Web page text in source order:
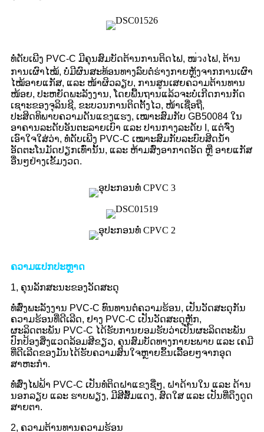
ທໍ່ດັບເພີງ PVC-C ມີຄຸນສົມບັດຕ້ານການຕິດໄຟ, ໜ่วงໄຟ, ຕ້ານ
ການເຜົາໄໝ້, ບໍ່ມີຜົນສະທ້ອນທາງລົບຕໍ່ຮ່າງກາຍຫຼັງຈາກການເຜົາ
ໄໝ້ອາຍແກັສ, ແລະ ໜ້າຜິວລຽບ, ການສູນເສຍຄວາມຕ້ານທານ
ໜ້ອຍ, ປະຫຍັດພະລັງງານ, ໂດຍພື້ນຖານແລ້ວຈະບໍ່ເກີດການກັດ
ເຊາະຂອງຈຸລິນຊີ, ຂະບວນການຕິດຕັ້ງໄວ, ໜ້າເຊື່ອຖື,
ປະສິດທິພາບຄວາມດັນແຂງແຮງ, ເໝາະສົມກັບ GB50084 ໃນ
ອາຄານລະດັບອັນຕະລາຍເບົາ ແລະ ປານກາງລະດັບ I, ແຕ່ຈົ່ງ
ເອົາໃຈໃສ່ວ່າ, ທໍ່ດັບເພີງ PVC-C ເໝາະສົມກັບລະບົບສີດນ້ຳ
ອັດຕະໂນມັດປຽກເທົ່ານັ້ນ, ແລະ ຫ້າມສົ່ງອາກາດອັດ ຫຼື ອາຍແກັສ
ອື່ນໆຢ່າງເຂັ້ມງວດ.
ຄວາມແປກປະຫຼາດ
1, ຄຸນລັກສະນະຂອງວັດສະດຸ
ທໍ່ສົ່ງພະລັງງານ PVC-C ທົນທານຕໍ່ຄວາມຮ້ອນ, ເປັນວັດສະດຸກັນ
ຄວາມຮ້ອນທີ່ດີເລີດ, ຢາງ PVC-C ເປັນວັດສະດຸຫຼັກ,
ຜະລິດຕະພັນ PVC-C ໄດ້ຮັບການຍອມຮັບວ່າເປັນຜະລິດຕະພັນ
ປົກປ້ອງສິ່ງແວດລ້ອມສີຂຽວ, ຄຸນສົມບັດທາງກາຍະພາບ ແລະ ເຄມີ
ທີ່ດີເລີດຂອງມັນໄດ້ຮັບຄວາມສົນໃຈຫຼາຍຂຶ້ນເລື້ອຍໆຈາກອຸດ
ສາຫະກໍາ.
ທໍ່ສົ່ງໄຟຟ້າ PVC-C ເປັນທໍ່ຕິດຝາແຂງຊື່ໆ, ຝາດ້ານໃນ ແລະ ດ້ານ
ນອກລຽບ ແລະ ຮາບພຽງ, ມີສີສົ້ມແດງ, ສົດໃສ ແລະ ເປັນທີ່ດຶງດູດ
ສາຍຕາ.
2, ຄວາມຕ້ານທານຄວາມຮ້ອນ